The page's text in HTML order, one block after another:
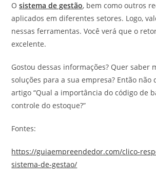
Osistema de gestão, bem como outros
aplicados em diferentes setores. Logo,
nessas ferramentas. Você verá que o
excelente.
Gostou dessas informações? Quer saber
soluções para a sua empresa? Então
artigo “Qual a importância do código de
controle do estoque?”
Fontes:
https://guiaempreendedor.com/clico-
sistema-de-gestao/